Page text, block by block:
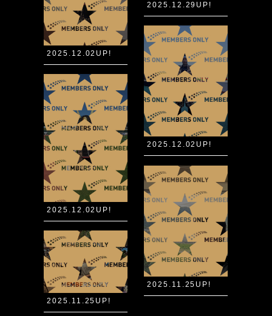
2025.12.29UP!
2025.12.02UP!
2025.12.02UP!
2025.12.02UP!
2025.11.25UP!
2025.11.25UP!